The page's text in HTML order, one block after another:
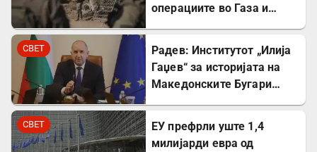
операциите во Газа и
СВЕТ
Радев: Институтот „Илија
Гаџев“ за историјата на
Македонските Бугари
СВЕТ
ЕУ префрли уште 1,4
милијарди евра од